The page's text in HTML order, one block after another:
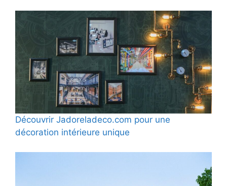
Découvrir Jadoreladeco.com pour une
décoration intérieure unique